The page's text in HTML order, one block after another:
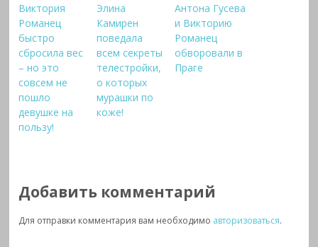
Виктория
Романец
быстро
сбросила вес
– но это
совсем не
пошло
девушке на
пользу!
Элина
Камирен
поведала
всем секреты
телестройки,
о которых
мурашки по
коже!
Антона Гусева
и Викторию
Романец
обворовали в
Праге
Добавить комментарий
Для отправки комментария вам необходимо авторизоваться.